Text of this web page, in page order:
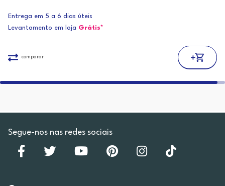
Entrega em 5 a 6 dias úteis
Levantamento em loja Grátis*
comparar
Segue-nos nas redes sociais